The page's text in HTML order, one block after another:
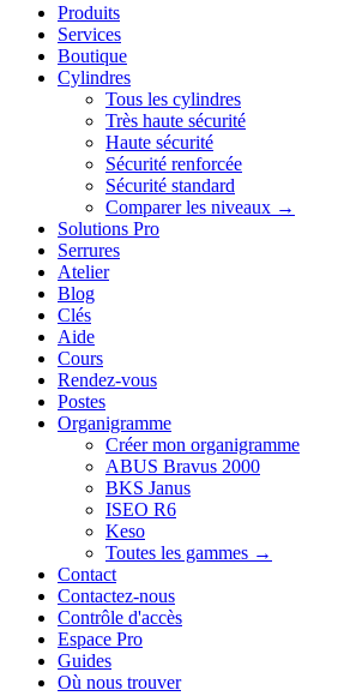
Produits
Services
Boutique
Cylindres
Tous les cylindres
Très haute sécurité
Haute sécurité
Sécurité renforcée
Sécurité standard
Comparer les niveaux →
Solutions Pro
Serrures
Atelier
Blog
Clés
Aide
Cours
Rendez-vous
Postes
Organigramme
Créer mon organigramme
ABUS Bravus 2000
BKS Janus
ISEO R6
Keso
Toutes les gammes →
Contact
Contactez-nous
Contrôle d'accès
Espace Pro
Guides
Où nous trouver